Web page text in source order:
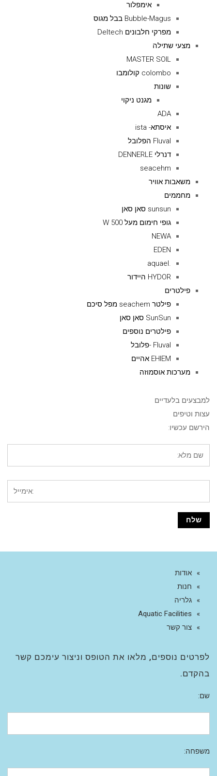
אימפלור
Bubble-Magus בבל מגוס
מפרקי חלבונים Deltech
מצעי שתילה
MASTER SOIL
colombo קולומבו
שונות
מגנט ניקוי
ADA
איסתא- ista
Fluval הפלובל
דנרלי DENNERLE
seacehm
משאבות אוויר
מחממים
sunsun סאן סאן
גופי חימום מעל 500 W
NEWA
EDEN
.aquael
HYDOR היידור
פילטרים
פילטר seachem מפל סיכם
SunSun סאן סאן
פילטרים נוספים
Fluval -פלובל
EHIEM אהיים
מערכות אוסמוזה
למבצעים בלעדיים
עצות וטיפים
הירשם עכשיו:
אודות
חנות
גלריה
Aquatic Facilities
צור קשר
לפרטים נוספים, מלאו את הטופס וניצור עימכם קשר
בהקדם.
שם:
משפחה: